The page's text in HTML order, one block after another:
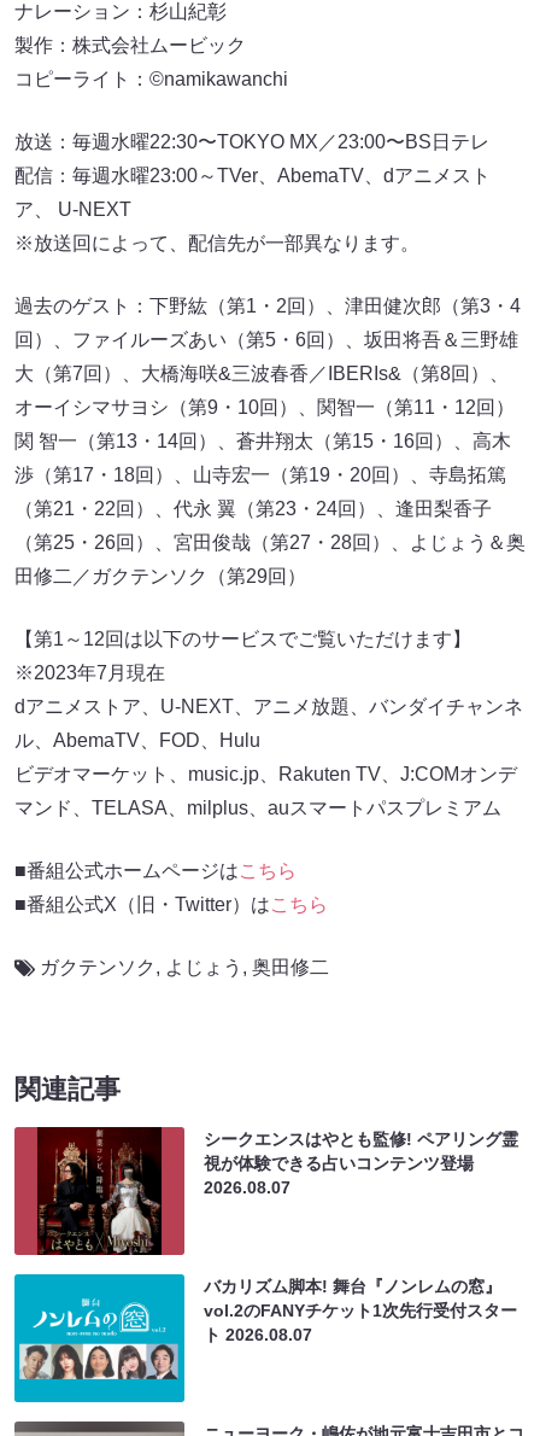
ナレーション：杉山紀彰
製作：株式会社ムービック
コピーライト：©namikawanchi
放送：毎週水曜22:30〜TOKYO MX／23:00〜BS日テレ
配信：毎週水曜23:00～TVer、AbemaTV、dアニメスト
ア、 U-NEXT
※放送回によって、配信先が一部異なります。
過去のゲスト：下野紘（第1・2回）、津田健次郎（第3・4
回）、ファイルーズあい（第5・6回）、坂田将吾＆三野雄
大（第7回）、大橋海咲&三波春香／IBERIs&（第8回）、
オーイシマサヨシ（第9・10回）、関智一（第11・12回）
関 智一（第13・14回）、蒼井翔太（第15・16回）、高木
渉（第17・18回）、山寺宏一（第19・20回）、寺島拓篤
（第21・22回）、代永 翼（第23・24回）、逢田梨香子
（第25・26回）、宮田俊哉（第27・28回）、よじょう＆奥
田修二／ガクテンソク（第29回）
【第1～12回は以下のサービスでご覧いただけます】
※2023年7月現在
dアニメストア、U-NEXT、アニメ放題、バンダイチャンネ
ル、AbemaTV、FOD、Hulu
ビデオマーケット、music.jp、Rakuten TV、J:COMオンデ
マンド、TELASA、milplus、auスマートパスプレミアム
■番組公式ホームページはこちら
■番組公式X（旧・Twitter）はこちら
ガクテンソク , よじょう , 奥田修二
関連記事
シークエンスはやとも監修! ペアリング霊
視が体験できる占いコンテンツ登場
2026.08.07
バカリズム脚本! 舞台『ノンレムの窓』
vol.2のFANYチケット1次先行受付スター
ト2026.08.07